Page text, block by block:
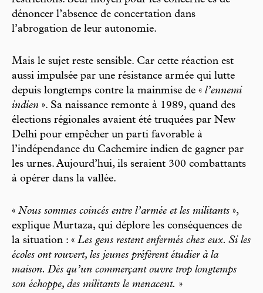
dénoncer l’absence de concertation dans
l’abrogation de leur autonomie.
Mais le sujet reste sensible. Car cette réaction est
aussi impulsée par une résistance armée qui lutte
depuis longtemps contre la mainmise de « l’ennemi
indien ». Sa naissance remonte à 1989, quand des
élections régionales avaient été truquées par New
Delhi pour empêcher un parti favorable à
l’indépendance du Cachemire indien de gagner par
les urnes. Aujourd’hui, ils seraient 300 combattants
à opérer dans la vallée.
« Nous sommes coincés entre l’armée et les militants »,
explique Murtaza, qui déplore les conséquences de
la situation : « Les gens restent enfermés chez eux. Si les
écoles ont rouvert, les jeunes préfèrent étudier à la
maison. Dès qu’un commerçant ouvre trop longtemps
son échoppe, des militants le menacent. »